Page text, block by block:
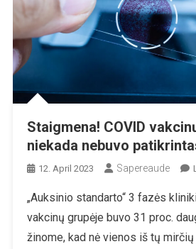
Staigmena! COVID
niekada nebuvo
12. April 2023 Sapereaude
„Auksinio standarto“ 3 fazės
vakcinų grupėje buvo 31 proc.
žinome, kad nė vienos iš tų